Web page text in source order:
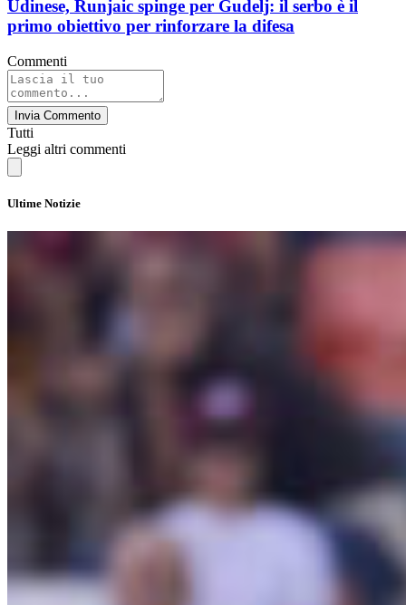
Udinese, Runjaic spinge per Gudelj: il serbo è il
primo obiettivo per rinforzare la difesa
Commenti
Invia Commento
Tutti
Leggi altri commenti
Ultime Notizie